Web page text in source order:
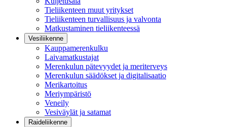
Tieliikenteen muut yritykset
Tieliikenteen turvallisuus ja valvonta
Matkustaminen tieliikenteessä
Vesiliikenne
Kauppamerenkulku
Laivamatkustajat
Merenkulun pätevyydet ja meriterveys
Merenkulun säädökset ja digitalisaatio
Merikartoitus
Meriympäristö
Veneily
Vesiväylät ja satamat
Raideliikenne